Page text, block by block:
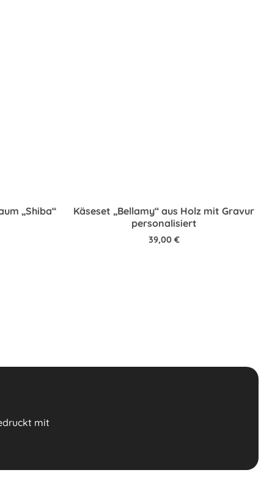
„Shiba“
Käseset „Bellamy“ aus Holz mit Gravur
personalisiert
39,00 €
mit